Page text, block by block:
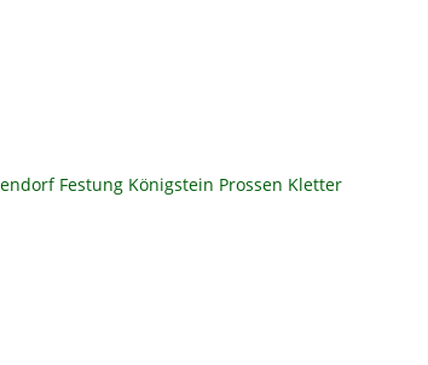
Festung Königstein Prossen Kletter